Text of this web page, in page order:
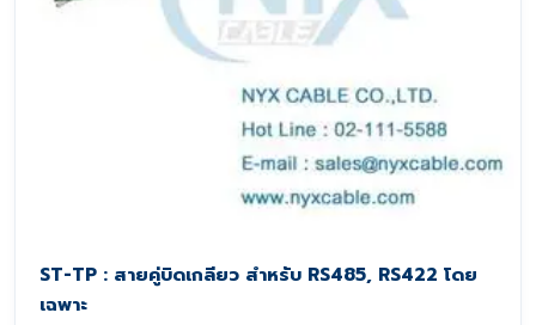
ST-TP : สายคู่บิดเกลียว สำหรับ RS485, RS422 โดย
เฉพาะ